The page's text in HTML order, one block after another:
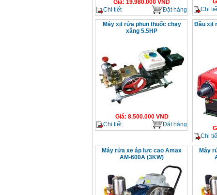
Giá: 19.980.000 VND
Chi tiết
Đặt hàng
Chi
Máy xịt rửa phun thuốc chạy
xăng 5.5HP
Giá: 8.500.000VND
Chi tiết
Đặt hàng
Đầu xịt
Chi
Máy rửa xe áp lực cao Amax
AM-600A (3KW)
Máy